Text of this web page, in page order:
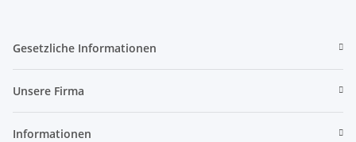
Gesetzliche Informationen
Unsere Firma
Informationen